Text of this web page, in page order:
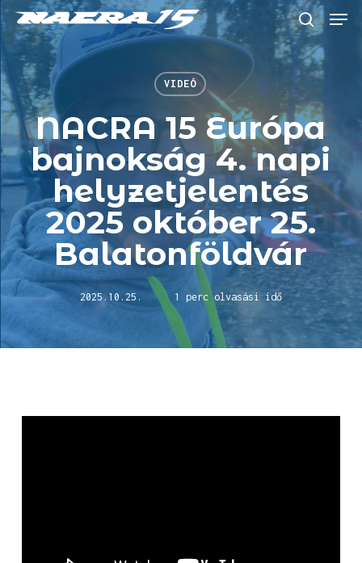
Skip
to
main
content
keresés
Menu
VIDEÓ
NACRA 15 Európa
bajnokság 4. napi
helyzetjelentés
2025 október 25.
Balatonföldvár
2025.10.25. 1 perc olvasási idő